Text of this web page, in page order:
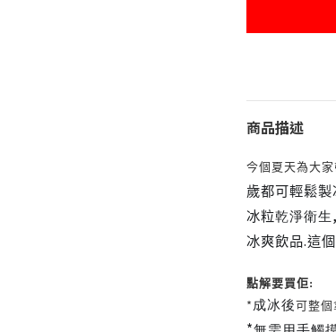
商品描述
今個夏天為大
歲都可輕鬆製
冰粒乾淨衛生,
冰爽飲品.這
點解要買佢:
* 成冰後可整個